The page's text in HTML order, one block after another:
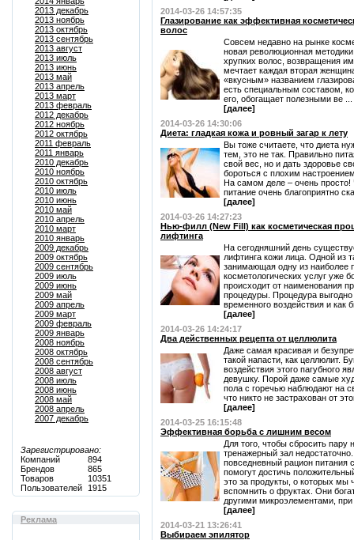
2013 декабрь
2013 ноябрь
2013 октябрь
2013 сентябрь
2013 август
2013 июль
2013 июнь
2013 май
2013 апрель
2013 март
2013 февраль
2012 декабрь
2012 ноябрь
2012 октябрь
2011 февраль
2011 январь
2010 декабрь
2010 ноябрь
2010 октябрь
2010 июль
2010 июнь
2010 май
2010 апрель
2010 март
2010 январь
2009 декабрь
2009 октябрь
2009 сентябрь
2009 июль
2009 июнь
2009 май
2009 апрель
2009 март
2009 февраль
2009 январь
2008 ноябрь
2008 октябрь
2008 сентябрь
2008 август
2008 июль
2008 июнь
2008 май
2008 апрель
2007 декабрь
Зарегистрировано:
Компаний
894
Брендов
865
Товаров
10351
Пользователей
1915
Реклама
2014-03-26 14:57:35
Глазирование как эффективная
волос
Совсем недавно на рынке
новая революционная
хрупких волос, возвращения
мечтает каждая вторая
«вкусным» названием
есть специальным составом,
его, обогащает полезными ве ...
[далее]
2014-03-26 14:30:06
Диета: гладкая кожа и ровный загар к лету
Вы тоже считаете, что диета
тем, это не так. Правильно
свой вес, но и дать здоровье
бороться с плохим
На самом деле – очень просто!
питание очень благоприятно
[далее]
2014-03-26 14:27:23
Нью-филл (New Fill) как косметическая
лифтинга
На сегодняшний день
лифтинга кожи лица. Одной из
занимающая одну из наиболее
косметологических услуг уже
происходит от наименования
процедуры. Процедура
временного воздействия и как
[далее]
2014-03-26 14:24:17
Два действенных рецепта от целлюлита
Даже самая красивая и
такой напасти, как целлюлит.
воздействия этого пагубного
девушку. Порой даже самые
пола с горечью наблюдают на
что никто не застрахован от
[далее]
2014-03-25 16:15:48
Эффективная борьба с лишним весом
Для того, чтобы сбросить
тренажерный зал
повседневный рацион питания
помогут достичь
это за продукты, о которых мы
вспомнить о фруктах. Они
другими микроэлементами, при
[далее]
2014-03-21 13:26:41
Выбираем эпилятор